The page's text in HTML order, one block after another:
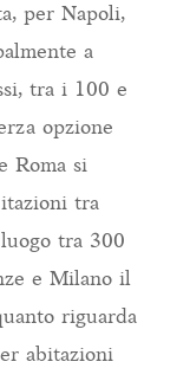
per Napoli,
a
tra i 100 e
opzione
Roma si
tra
tra 300
e Milano il
riguarda
abitazioni